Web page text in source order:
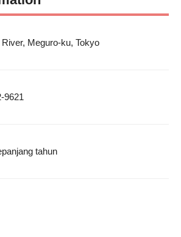
Meguro-ku, Tokyo
9621
tahun